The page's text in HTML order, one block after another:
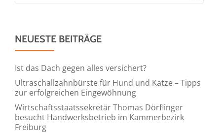
NEUESTE BEITRÄGE
Ist das Dach gegen alles versichert?
Ultraschallzahnbürste für Hund und Katze – Tipps
zur erfolgreichen Eingewöhnung
Wirtschaftsstaatssekretär Thomas Dörflinger
besucht Handwerksbetrieb im Kammerbezirk
Freiburg